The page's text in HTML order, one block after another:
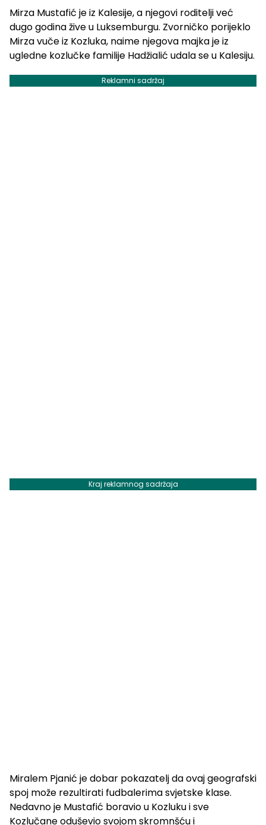
Mirza Mustafić je iz Kalesije, a njegovi roditelji već
dugo godina žive u Luksemburgu. Zvorničko porijeklo
Mirza vuče iz Kozluka, naime njegova majka je iz
ugledne kozlučke familije Hadžialić udala se u Kalesiju.
Reklamni sadržaj
Kraj reklamnog sadržaja
Miralem Pjanić je dobar pokazatelj da ovaj geografski
spoj može rezultirati fudbalerima svjetske klase.
Nedavno je Mustafić boravio u Kozluku i sve
Kozlučane oduševio svojom skromnšću i